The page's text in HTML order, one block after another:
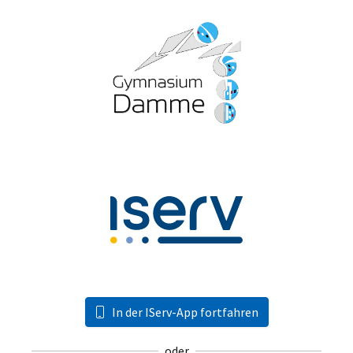
In der IServ-App fortfahren